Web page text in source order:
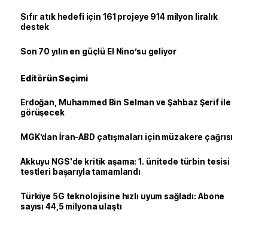
Sıfır atık hedefi için 161 projeye 914 milyon liralık
destek
Son 70 yılın en güçlü El Nino’su geliyor
Editörün Seçimi
Erdoğan, Muhammed Bin Selman ve Şahbaz Şerif ile
görüşecek
MGK’dan İran-ABD çatışmaları için müzakere çağrısı
Akkuyu NGS'de kritik aşama: 1. ünitede türbin tesisi
testleri başarıyla tamamlandı
Türkiye 5G teknolojisine hızlı uyum sağladı: Abone
sayısı 44,5 milyona ulaştı